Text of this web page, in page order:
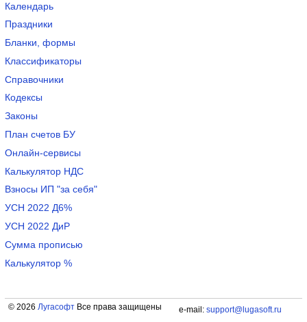
Календарь
Праздники
Бланки, формы
Классификаторы
Справочники
Кодексы
Законы
План счетов БУ
Онлайн-сервисы
Калькулятор НДС
Взносы ИП "за себя"
УСН 2022 Д6%
УСН 2022 ДиР
Сумма прописью
Калькулятор %
© 2026 ЛугасофтВсе права защищены e-mail: support@lugasoft.ru